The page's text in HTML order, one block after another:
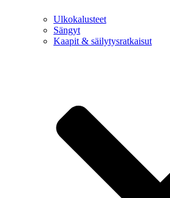
Ulkokalusteet
Sängyt
Kaapit & säilytysratkaisut